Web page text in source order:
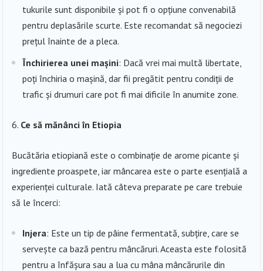
tukurile sunt disponibile și pot fi o opțiune convenabilă
pentru deplasările scurte. Este recomandat să negociezi
prețul înainte de a pleca.
Închirierea unei mașini: Dacă vrei mai multă libertate,
poți închiria o mașină, dar fii pregătit pentru condiții de
trafic și drumuri care pot fi mai dificile în anumite zone.
Ce să mănânci în Etiopia
Bucătăria etiopiană este o combinație de arome picante și
ingrediente proaspete, iar mâncarea este o parte esențială a
experienței culturale. Iată câteva preparate pe care trebuie
să le încerci:
Injera: Este un tip de pâine fermentată, subțire, care se
servește ca bază pentru mâncăruri. Aceasta este folosită
pentru a înfășura sau a lua cu mâna mâncărurile din